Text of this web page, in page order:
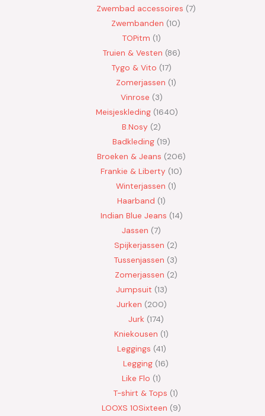
Zwembad accessoires 7
Zwembanden 10
TOPitm 1
Truien & Vesten 86
Tygo & Vito 17
Zomerjassen 1
Vinrose 3
Meisjeskleding 1640
B.Nosy
2
Badkleding 19
Broeken & Jeans
206
Frankie & Liberty 10
Winterjassen 1
Haarband 1
Indian Blue Jeans 14
Jassen 7
Spijkerjassen
2
Tussenjassen
3
Zomerjassen 2
Jumpsuit 13
Jurken 200
Jurk 174
Kniekousen 1
Leggings 41
Legging 16
Like Flo 1
T-shirt & Tops 1
LOOXS 10Sixteen
9